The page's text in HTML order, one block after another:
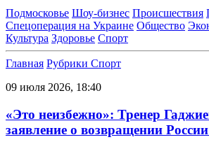
Подмосковье Шоу-бизнес Происшествия
Спецоперация на Украине Общество
Культура Здоровье Спорт
Главная Рубрики Спорт
09 июля 2026, 18:40
«Это неизбежно»: Тренер
заявление о возвращении